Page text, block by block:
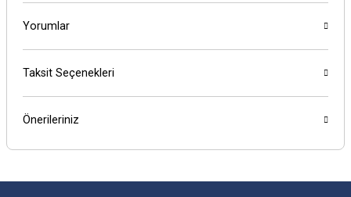
Yorumlar
Taksit Seçenekleri
Önerileriniz